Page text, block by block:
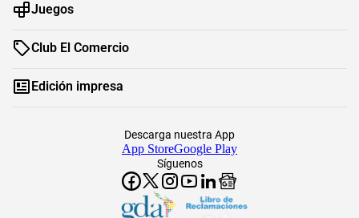
Juegos
Club El Comercio
Edición impresa
Síguenos
Descarga nuestra App
App StoreGoogle Play